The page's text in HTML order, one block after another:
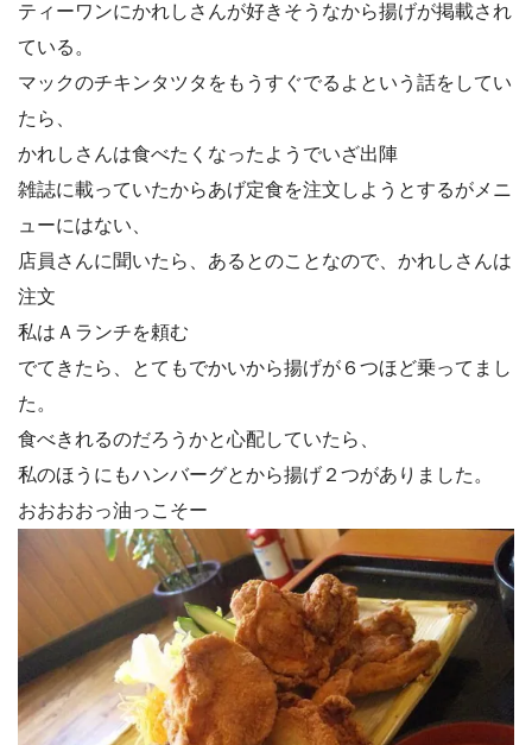
ティーワンにかれしさんが好きそうなから揚げが掲載され
ている。
マックのチキンタツタをもうすぐでるよという話をしてい
たら、
かれしさんは食べたくなったようでいざ出陣
雑誌に載っていたからあげ定食を注文しようとするがメニ
ューにはない、
店員さんに聞いたら、あるとのことなので、かれしさんは
注文
私はＡランチを頼む
でてきたら、とてもでかいから揚げが６つほど乗ってまし
た。
食べきれるのだろうかと心配していたら、
私のほうにもハンバーグとから揚げ２つがありました。
おおおおっ油っこそー